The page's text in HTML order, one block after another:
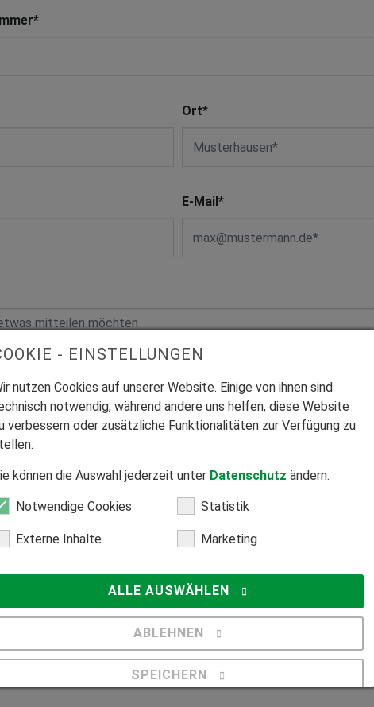
*
Ort*
E-Mail*
& HAUS Kunde?
einverstanden
- EINSTELLUNGEN
nutzen Cookies auf unserer Website. Einige von ihnen sind
notwendig, während andere uns helfen, diese Website
verbessern oder zusätzliche Funktionalitäten zur Verfügung zu
können die Auswahl jederzeit unter Datenschutz ändern.
Notwendige Cookies Statistik
Externe Inhalte Marketing
ALLE AUSWÄHLEN
ABLEHNEN
SPEICHERN